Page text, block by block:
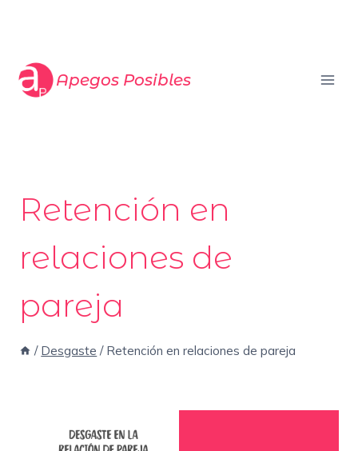
Apegos Posibles
Retención en
relaciones de
pareja
/ Desgaste / Retención en relaciones de pareja